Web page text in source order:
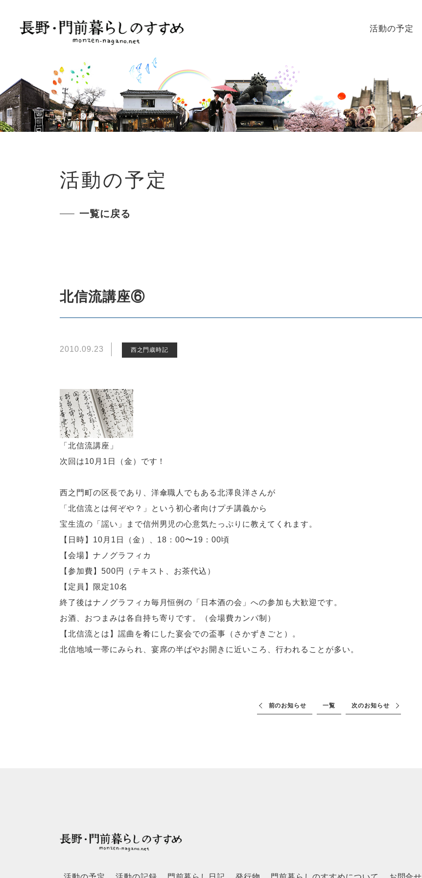
活動の予定
活動の予定
一覧に戻る
北信流講座⑥
2010.09.23 西之門歳時記
「北信流講座」
次回は10月1日（金）です！
西之門町の区長であり、洋傘職人でもある北澤良洋さんが
「北信流とは何ぞや？」という初心者向けプチ講義から
宝生流の「謡い」まで信州男児の心意気たっぷりに教えてくれます。
【日時】10月1日（金）、18：00〜19：00頃
【会場】ナノグラフィカ
【参加費】500円（テキスト、お茶代込）
【定員】限定10名
終了後はナノグラフィカ毎月恒例の「日本酒の会」への参加も大歓迎です。
お酒、おつまみは各自持ち寄りです。（会場費カンパ制）
【北信流とは】謡曲を肴にした宴会での盃事（さかずきごと）。
北信地域一帯にみられ、宴席の半ばやお開きに近いころ、行われることが多い。
前のお知らせ 一覧 次のお知らせ